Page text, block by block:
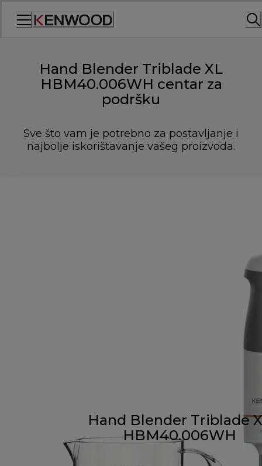
Hand Blender Triblade XL
HBM40.006WH centar za
podršku
Sve što vam je potrebno za postavljanje i
najbolje iskorištavanje vašeg proizvoda.
Hand Blender Triblade
HBM40.006WH